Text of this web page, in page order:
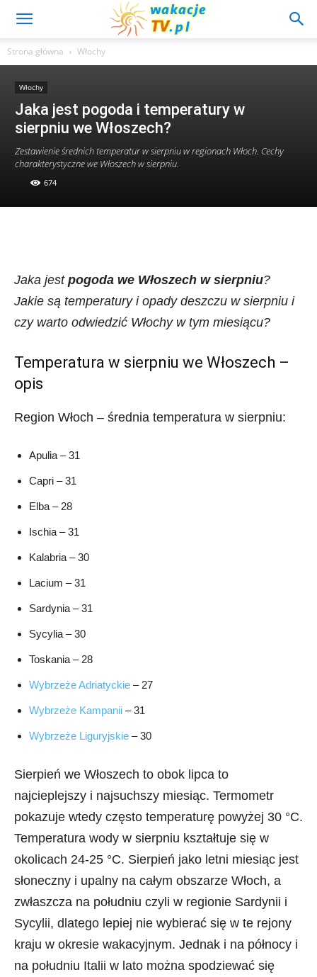
Strona główna Włochy
Włochy
Jaka jest pogoda i temperatury w
sierpniu we Włoszech?
Zestawienie średnich temperatur w sierpniu w regionach Włoch. Cechy
charakterystyczne we Włoszech w sierpniu.
674
Jaka jest pogoda we Włoszech w sierpniu?
Jakie są temperatury i opady deszczu w sierpniu i
czy warto odwiedzić Włochy w tym miesiącu?
Temperatura w sierpniu we Włoszech –
opis
Region Włoch – średnia temperatura w sierpniu:
Apulia – 31
Capri – 31
Elba – 28
Ischia – 31
Kalabria – 30
Lacium – 31
Sardynia – 31
Sycylia – 30
Toskania – 28
Wybrzeże Adriatyckie – 27
Wybrzeże Kampanii – 31
Wybrzeże Liguryjskie – 30
Sierpień we Włoszech to obok lipca to
najcieplejszy i najsuchszy miesiąc. Termometr
pokazuje wtedy często temperaturę powyżej 30 °C.
Temperatura wody w sierpniu kształtuje się w
okolicach 24-25 °C. Sierpień jako letni miesiąc jest
słoneczny i upalny na całym obszarze Włoch, a
zwłaszcza na południu czyli w regionie Sardynii i
Sycylii, dlatego lepiej nie wybierać się w te rejony
kraju w okresie wakacyjnym. Jednak i na północy i
na południu Italii w lato można spodziewać się